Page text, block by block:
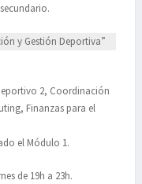
y Gestión Deportiva”
2, Coordinación
Finanzas para el
el Módulo 1.
de 19h a 23h.